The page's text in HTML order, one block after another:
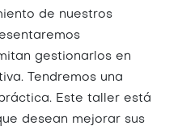
de nuestros
gestionarlos en
Tendremos una
Este taller está
desean mejorar sus